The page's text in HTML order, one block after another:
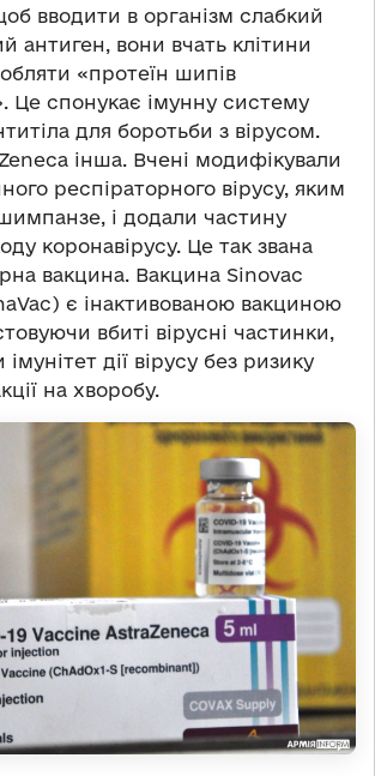
вводити в організм слабкий
антиген, вони вчать клітини
«протеїн шипів
Це спонукає імунну систему
для боротьби з вірусом.
інша. Вчені модифікували
респіраторного вірусу, яким
і додали частину
коронавірусу. Це так звана
вакцина. Вакцина Sinovac
є інактивованою вакциною
вбиті вірусні частинки,
дії вірусу без ризику
на хворобу.